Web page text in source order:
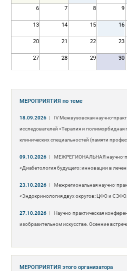
6 7 8 9
13 14 15 16
20 21 22 23
27 28 29 30
МЕРОПРИЯТИЯпо теме
18.09.2026 |
IV Межвузовская научно-
исследователей «Терапия и полиморбидная
клинических специальностей (памяти
09.10.2026 |
МЕЖРЕГИОНАЛЬНАЯ научно-
«Диабетология будущего: инновации в
23.10.2026 |
Межрегиональная научно-
«Эндокринология двух округов: ЦФО и СЗФО.
27.10.2026 |
Научно-практическая
изобразительном искусстве. Осенние
МЕРОПРИЯТИЯэтого организатора